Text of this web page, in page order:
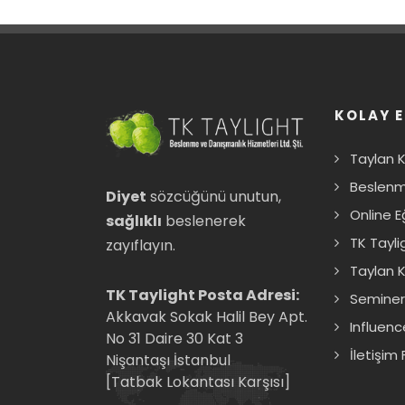
Diyet sözcüğünü unutun,
sağlıklı beslenerek
zayıflayın.
TK Taylight Posta Adresi:
Akkavak Sokak Halil Bey Apt.
No 31 Daire 30 Kat 3
Nişantaşı İstanbul
[Tatbak Lokantası Karşısı]
KOLAY
Taylan
Online
TK
Taylan
İletişim